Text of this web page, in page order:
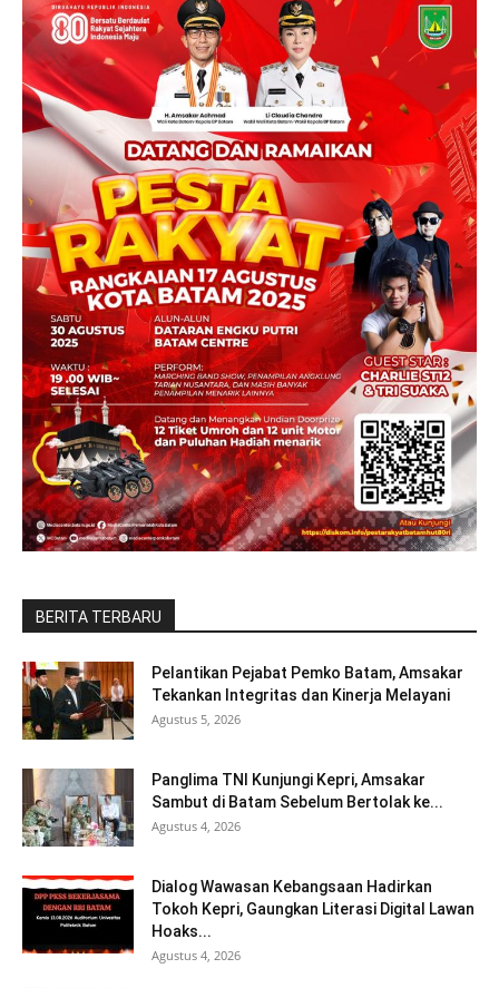
BERITA TERBARU
Pelantikan Pejabat Pemko Batam, Amsakar
Tekankan Integritas dan Kinerja Melayani
Agustus 5, 2026
Panglima TNI Kunjungi Kepri, Amsakar
Sambut di Batam Sebelum Bertolak ke...
Agustus 4, 2026
Dialog Wawasan Kebangsaan Hadirkan
Tokoh Kepri, Gaungkan Literasi Digital Lawan
Hoaks...
Agustus 4, 2026